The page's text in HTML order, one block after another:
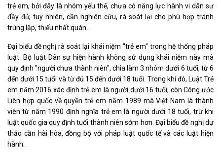
trẻ em, bởi đây là nhóm yếu thế, chưa có năng lực hành vi dân sự
đầy đủ; tuy nhiên, cần nghiên cứu, rà soát lại cho phù hợp tránh
trùng lặp, thiếu nhất quán.
Đại biểu đề nghị rà soát lại khái niệm "trẻ em" trong hệ thống pháp
luật. Bộ luật Dân sự hiện hành không sử dụng khái niệm này mà
quy định "người chưa thành niên", chia làm 3 nhóm dưới 6 tuổi, từ 6
đến dưới 15 tuổi và từ đủ 15 đến dưới 18 tuổi. Trong khi đó, Luật Trẻ
em năm 2016 xác định trẻ em là người dưới 16 tuổi, còn Công ước
Liên hợp quốc về quyền trẻ em năm 1989 mà Việt Nam là thành
viên từ năm 1990 định nghĩa trẻ em là người dưới 18 tuổi, trừ khi
luật quốc gia quy định tuổi thành niên sớm hơn. Đại biểu đề nghị dự
thảo cần hài hòa, đồng bộ với pháp luật quốc tế và các luật hiện
hành.